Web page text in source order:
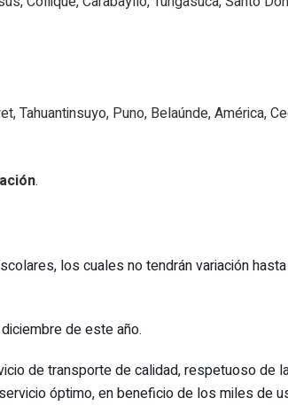
Tahuantinsuyo, Puno, Belaúnde, América,
.
los cuales no tendrán variación
de este año.
de transporte de calidad, respetuoso de
óptimo, en beneficio de los miles de